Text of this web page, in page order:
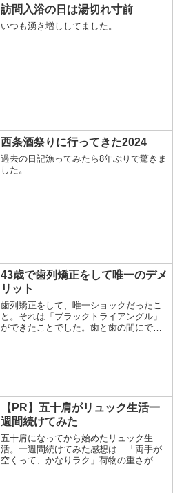
訪問入浴の日は湯切れ寸前
いつも湧き増ししてました。
西条酒祭りに行ってきた2024
過去の日記漁ってみたら8年ぶりで驚きま
した。
43歳で歯列矯正をして唯一のデメ
リット
歯列矯正をして、唯一ショックだったこ
と。それは「ブラックトライアングル」
ができたことでした。歯と歯の間にでき
【PR】五十肩がリュック生活一
週間続けてみた
五十肩になってから始めたリュック生
活。一週間続けてみた感想は…「両手が
空くって、かなりラク」荷物の重さが左